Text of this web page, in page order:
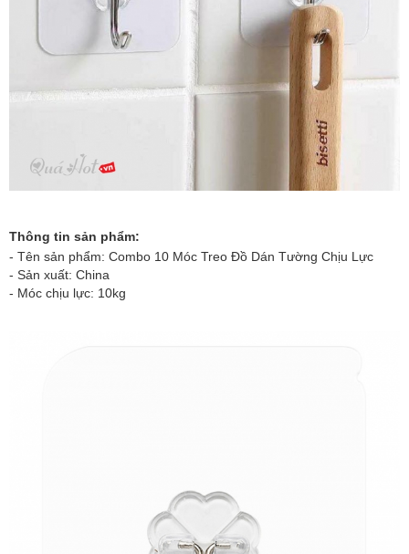
Thông tin sản phẩm:
- Tên sản phẩm: Combo 10 Móc Treo Đồ Dán Tường Chịu Lực
- Sản xuất: China
- Móc chịu lực: 10kg